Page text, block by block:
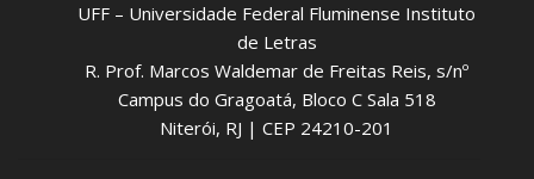
UFF – Universidade Federal Fluminense Instituto
de Letras
R. Prof. Marcos Waldemar de Freitas Reis, s/nº
Campus do Gragoatá, Bloco C Sala 518
Niterói, RJ | CEP 24210-201